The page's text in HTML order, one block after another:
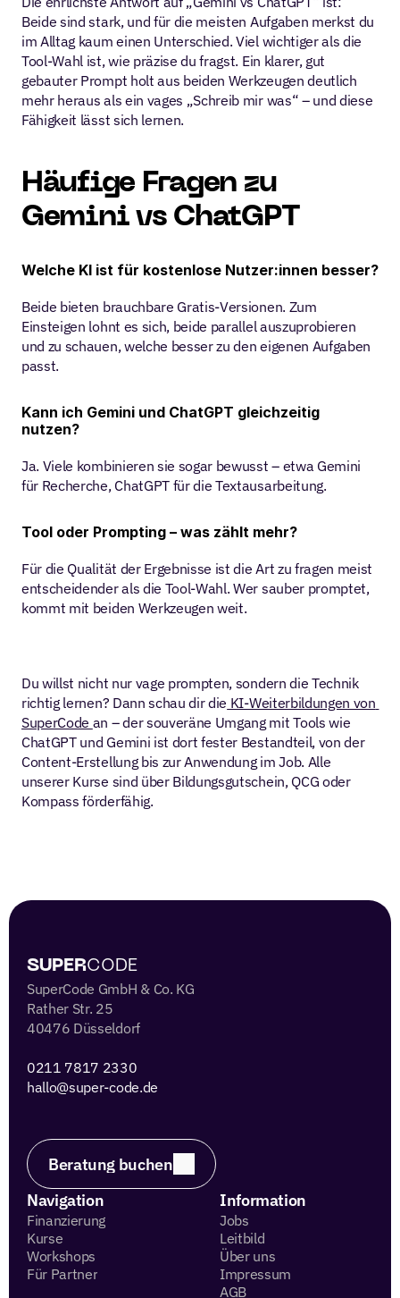
Beide sind stark, und für die meisten Aufgaben merkst du
im Alltag kaum einen Unterschied. Viel wichtiger als die
Tool-Wahl ist, wie präzise du fragst. Ein klarer, gut
gebauter Prompt holt aus beiden Werkzeugen deutlich
mehr heraus als ein vages „Schreib mir was“ – und diese
Fähigkeit lässt sich lernen.
Häufige Fragen zu
Gemini vs ChatGPT
Welche KI ist für kostenlose Nutzer:innen besser?
Beide bieten brauchbare Gratis-Versionen. Zum
Einsteigen lohnt es sich, beide parallel auszuprobieren
und zu schauen, welche besser zu den eigenen Aufgaben
passt.
Kann ich Gemini und ChatGPT gleichzeitig
nutzen?
Ja. Viele kombinieren sie sogar bewusst – etwa Gemini
für Recherche, ChatGPT für die Textausarbeitung.
Tool oder Prompting – was zählt mehr?
Für die Qualität der Ergebnisse ist die Art zu fragen meist
entscheidender als die Tool-Wahl. Wer sauber promptet,
kommt mit beiden Werkzeugen weit.
Du willst nicht nur vage prompten, sondern die Technik
richtig lernen? Dann schau dir die KI-Weiterbildungen von
SuperCode an – der souveräne Umgang mit Tools wie
ChatGPT und Gemini ist dort fester Bestandteil, von der
Content-Erstellung bis zur Anwendung im Job. Alle
unserer Kurse sind über Bildungsgutschein, QCG oder
Kompass förderfähig.
SUPERCODE
SuperCode GmbH & Co. KG
Rather Str. 25
40476 Düsseldorf
0211 7817 2330
hallo@super-code.de
Beratung buchen
Navigation
Finanzierung
Kurse
Workshops
Für Partner
Information
Jobs
Leitbild
Über uns
Impressum
AGB